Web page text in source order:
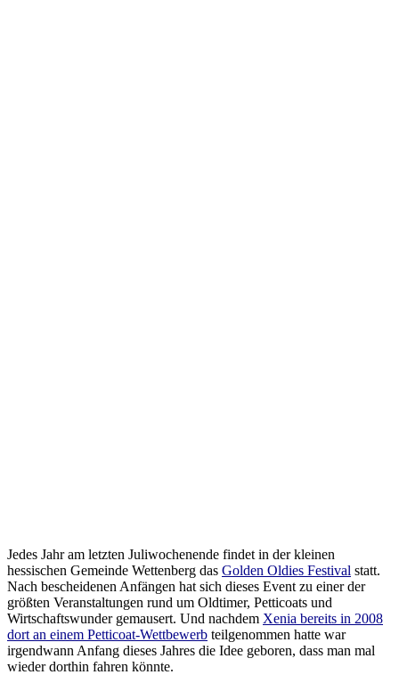
Jedes Jahr am letzten Juliwochenende findet in der kleinen
hessischen Gemeinde Wettenberg das Golden Oldies Festival statt.
Nach bescheidenen Anfängen hat sich dieses Event zu einer der
größten Veranstaltungen rund um Oldtimer, Petticoats und
Wirtschaftswunder gemausert. Und nachdem Xenia bereits in 2008
dort an einem Petticoat-Wettbewerb teilgenommen hatte war
irgendwann Anfang dieses Jahres die Idee geboren, dass man mal
wieder dorthin fahren könnte.